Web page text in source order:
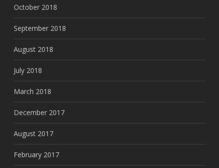
October 2018
September 2018
August 2018
July 2018
March 2018
December 2017
August 2017
February 2017